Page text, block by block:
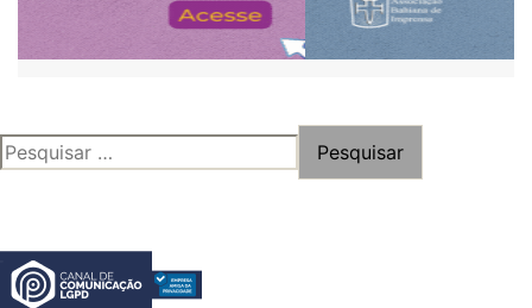
PESQUISAR
POR: